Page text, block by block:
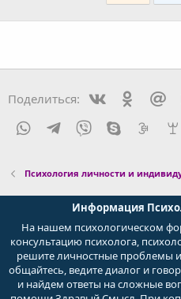
Поделиться: Vkontakte
WhatsAppTelegram
Viber Skype Gmail
Психология личности и
Информация
На нашем психологическом
консультацию психолога,
решите личностные проблемы
общайтесь, ведите диалог и
и найдем ответы на сложные